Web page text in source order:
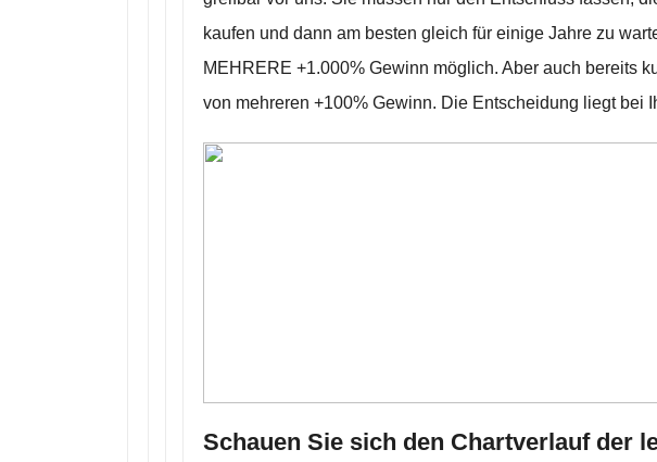
kaufen und dann am besten gleich für einige Jahre zu
MEHRERE +1.000% Gewinn möglich. Aber auch bereits
von mehreren +100% Gewinn. Die Entscheidung liegt bei
Schauen Sie sich den Chartverlauf der